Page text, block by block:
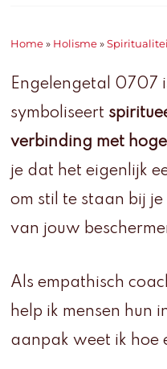
Home » Holisme »
Engelengetal 0707
symboliseert
verbinding met
je dat het eigenlijk
om stil te staan bij
van jouw
Als empathisch
help ik mensen hun
aanpak weet ik hoe